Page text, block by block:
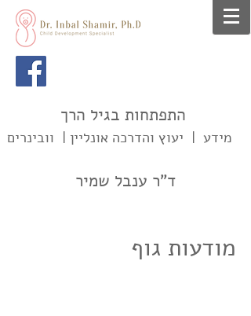
התפתחות בגיל הרך
מידע | יעוץ והדרכה אונליין | וובינרים
ד"ר ענבל שמיר
מודעות גוף